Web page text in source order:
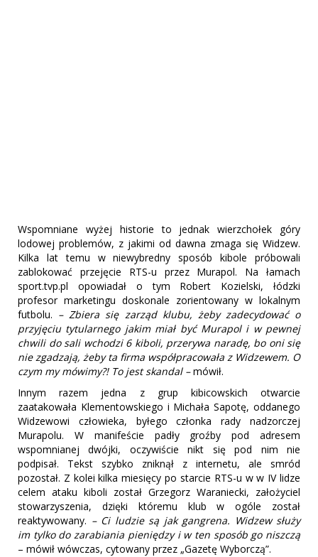
Wspomniane wyżej historie to jednak wierzchołek góry
lodowej problemów, z jakimi od dawna zmaga się Widzew.
Kilka lat temu w niewybredny sposób kibole próbowali
zablokować przejęcie RTS-u przez Murapol. Na łamach
sport.tvp.pl opowiadał o tym Robert Kozielski, łódzki
profesor marketingu doskonale zorientowany w lokalnym
futbolu. – Zbiera się zarząd klubu, żeby zadecydować o
przyjęciu tytularnego jakim miał być Murapol i w pewnej
chwili do sali wchodzi 6 kiboli, przerywa naradę, bo oni się
nie zgadzają, żeby ta firma współpracowała z Widzewem. O
czym my mówimy?! To jest skandal –mówił.
Innym razem jedna z grup kibicowskich otwarcie
zaatakowała Klementowskiego i Michała Sapotę, oddanego
Widzewowi człowieka, byłego członka rady nadzorczej
Murapolu. W manifeście padły groźby pod adresem
wspomnianej dwójki, oczywiście nikt się pod nim nie
podpisał. Tekst szybko zniknął z internetu, ale smród
pozostał. Z kolei kilka miesięcy po starcie RTS-u w w IV lidze
celem ataku kiboli został Grzegorz Waraniecki, założyciel
stowarzyszenia, dzięki któremu klub w ogóle został
reaktywowany. – Ci ludzie są jak gangrena. Widzew służy
im tylko do zarabiania pieniędzy i w ten sposób go niszczą
– mówił wówczas, cytowany przez „Gazetę Wyborczą”.